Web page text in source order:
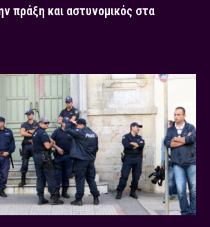
πράξη και αστυνομικός στα